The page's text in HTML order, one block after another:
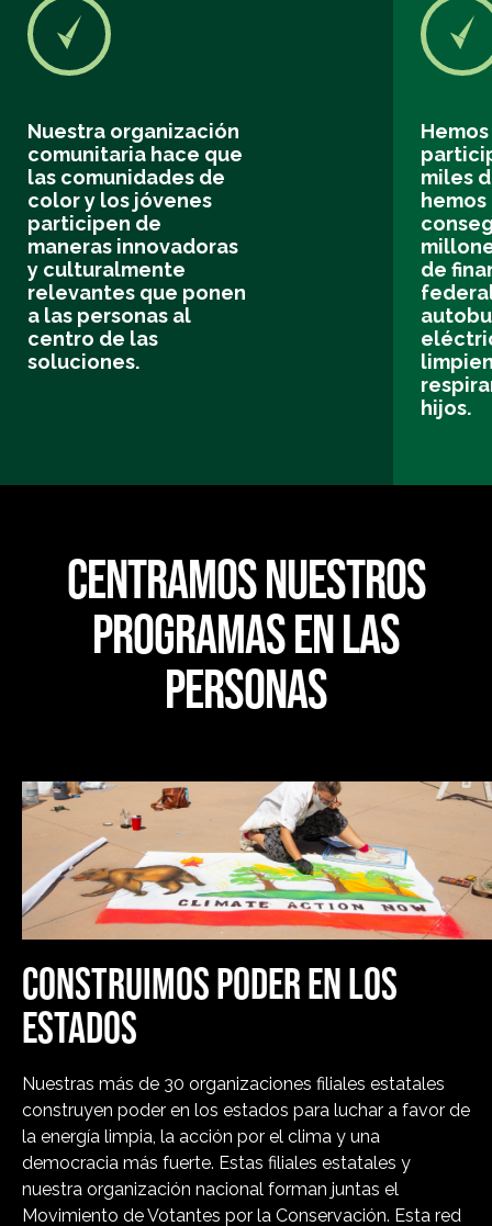
Nuestra organización
comunitaria hace que
las comunidades de
color y los jóvenes
participen de
maneras innovadoras
y culturalmente
relevantes que ponen
a las personas al
centro de las
soluciones.
miles
de
hijos.
CENTRAMOS NUESTROS
PROGRAMAS EN LAS
PERSONAS
CONSTRUIMOS PODER EN LOS
ESTADOS
Nuestras más de 30 organizaciones filiales estatales
construyen poder en los estados para luchar a favor de
la energía limpia, la acción por el clima y una
democracia más fuerte. Estas filiales estatales y
nuestra organización nacional forman juntas el
Movimiento de Votantes por la Conservación. Esta red